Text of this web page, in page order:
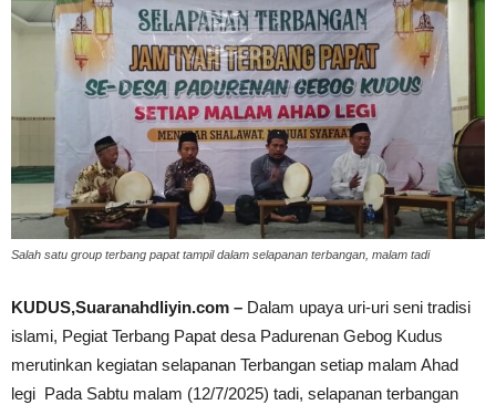
Salah satu group terbang papat tampil dalam selapanan terbangan, malam tadi
KUDUS,Suaranahdliyin.com – Dalam upaya uri-uri seni tradisi
islami, Pegiat Terbang Papat desa Padurenan Gebog Kudus
merutinkan kegiatan selapanan Terbangan setiap malam Ahad
legi Pada Sabtu malam (12/7/2025) tadi, selapanan terbangan